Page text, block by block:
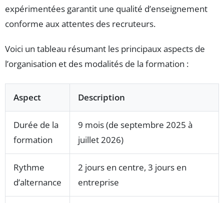
expérimentées garantit une qualité d’enseignement
conforme aux attentes des recruteurs.
Voici un tableau résumant les principaux aspects de
l’organisation et des modalités de la formation :
Aspect Description
Durée de la
formation
9 mois (de septembre 2025 à
juillet 2026)
Rythme
d’alternance
2 jours en centre, 3 jours en
entreprise